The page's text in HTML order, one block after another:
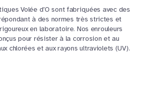
Volée d’O sont fabriquées avec des
à des normes très strictes et
en laboratoire. Nos enrouleurs
pour résister à la corrosion et au
chlorées et aux rayons ultraviolets (UV).